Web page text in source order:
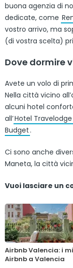
buona agenzia di
dedicate, come
vostro arrivo, ma
(di vostra scelta)
Dove dormire
Avete un volo di
Nella città vicino
alcuni hotel
all’Hotel
Budget .
Ci sono anche
Maneta, la città
Vuoi lasciare un
Airbnb Valencia: i
Airbnb a Valencia